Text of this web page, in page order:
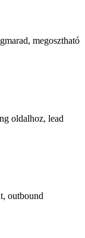
megosztható
oldalhoz, lead
outbound